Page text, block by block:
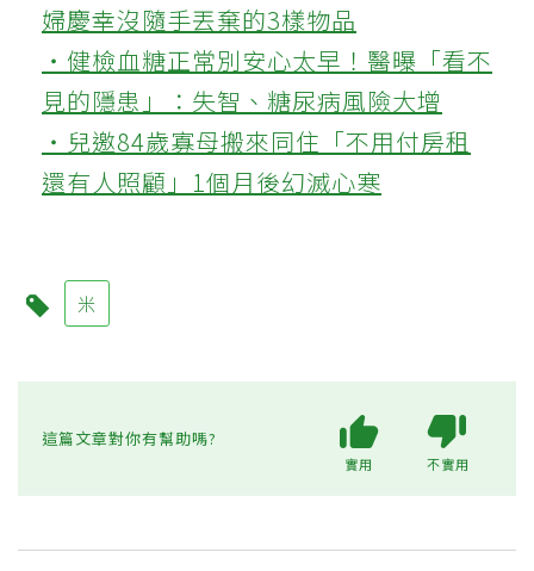
婦慶幸沒隨手丟棄的3樣物品
‧健檢血糖正常別安心太早！醫曝「看不
見的隱患」：失智、糖尿病風險大增
‧兒邀84歲寡母搬來同住「不用付房租
還有人照顧」1個月後幻滅心寒
米
這篇文章對你有幫助嗎?
實用 不實用